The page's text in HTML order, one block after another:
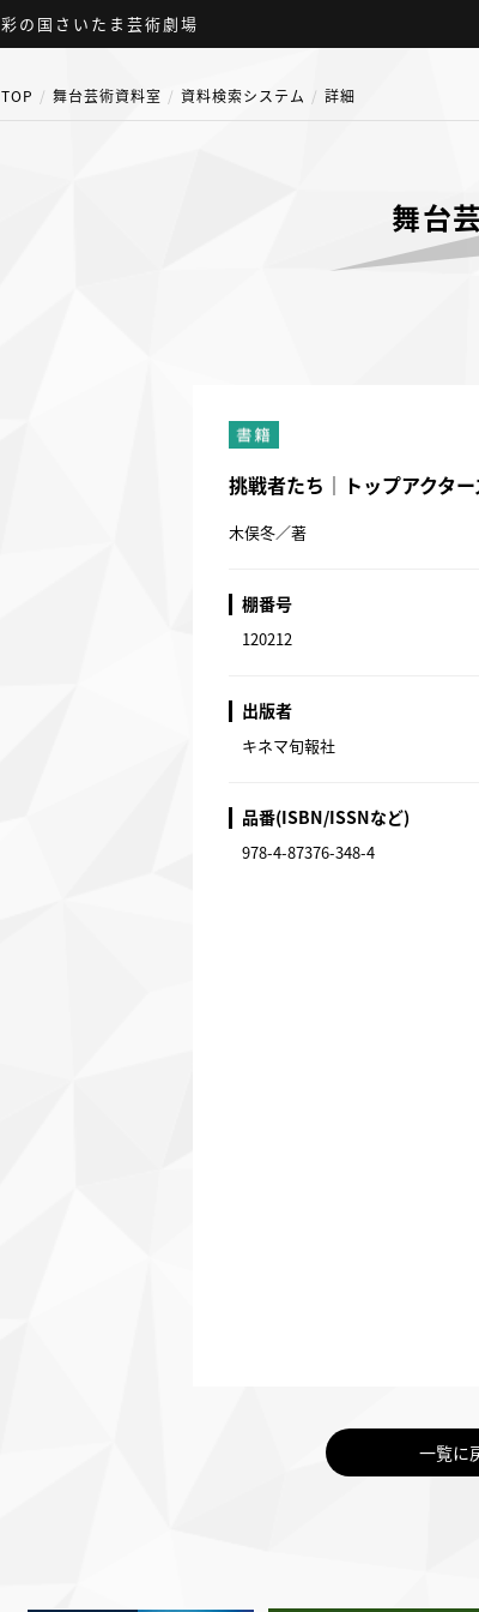
彩の国さいたま芸術劇場
TOP 舞台芸術資料室 資料検索システム 詳細
舞台
挑戦者たち｜トップアクタ
木俣冬／著
棚番号
120212
出版者
キネマ旬報社
品番(ISBN/ISSNなど)
978-4-87376-348-4
一覧に